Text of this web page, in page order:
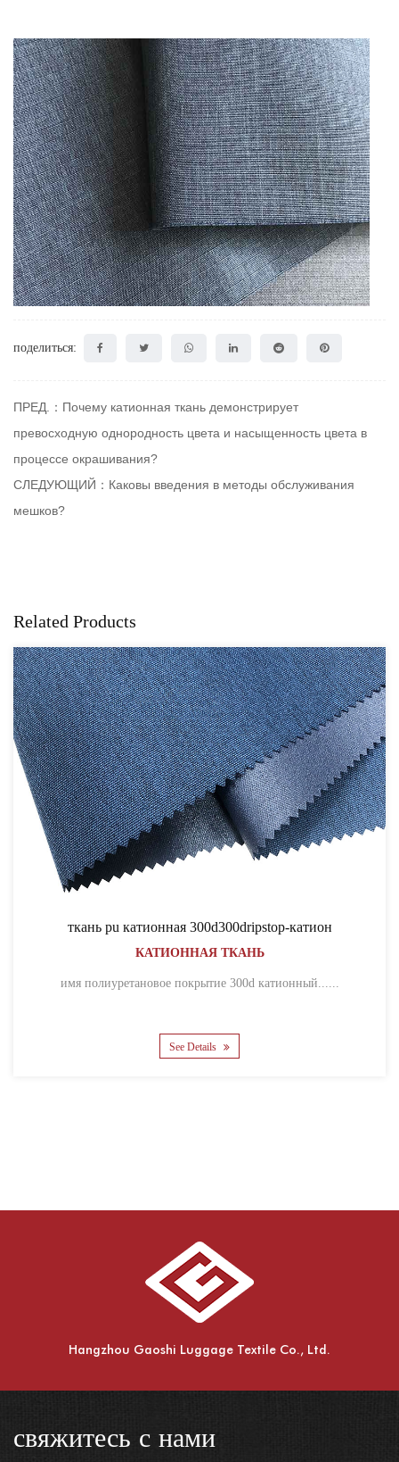
поделиться:
ПРЕД.：Почему катионная ткань демонстрирует
превосходную однородность цвета и насыщенность цвета в
процессе окрашивания?
СЛЕДУЮЩИЙ：Каковы введения в методы обслуживания
мешков?
Related Products
ткань pu катионная 300d300dripstop-катион
КАТИОННАЯ ТКАНЬ
имя полиуретановое покрытие 300d катионный......
See Details
Hangzhou Gaoshi Luggage Textile Co., Ltd.
свяжитесь с нами